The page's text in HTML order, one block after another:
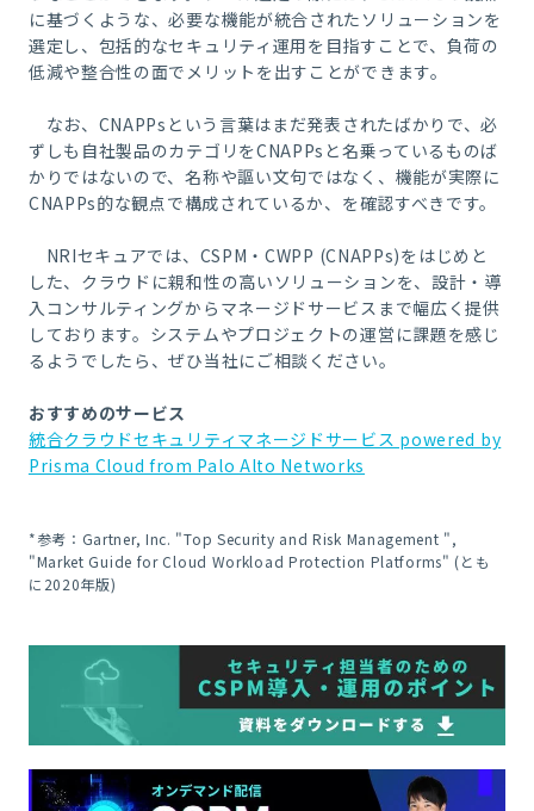
に基づくような、必要な機能が統合されたソリューションを
選定し、包括的なセキュリティ運用を目指すことで、負荷の
低減や整合性の面でメリットを出すことができます。
なお、CNAPPsという言葉はまだ発表されたばかりで、必
ずしも自社製品のカテゴリをCNAPPsと名乗っているものば
かりではないので、名称や謳い文句ではなく、機能が実際に
CNAPPs的な観点で構成されているか、を確認すべきです。
NRIセキュアでは、CSPM・CWPP (CNAPPs)をはじめと
した、クラウドに親和性の高いソリューションを、設計・導
入コンサルティングからマネージドサービスまで幅広く提供
しております。システムやプロジェクトの運営に課題を感じ
るようでしたら、ぜひ当社にご相談ください。
おすすめのサービス
統合クラウドセキュリティマネージドサービス powered by
Prisma Cloud from Palo Alto Networks
*参考：Gartner, Inc. "Top Security and Risk Management ",
"Market Guide for Cloud Workload Protection Platforms" (とも
に2020年版)